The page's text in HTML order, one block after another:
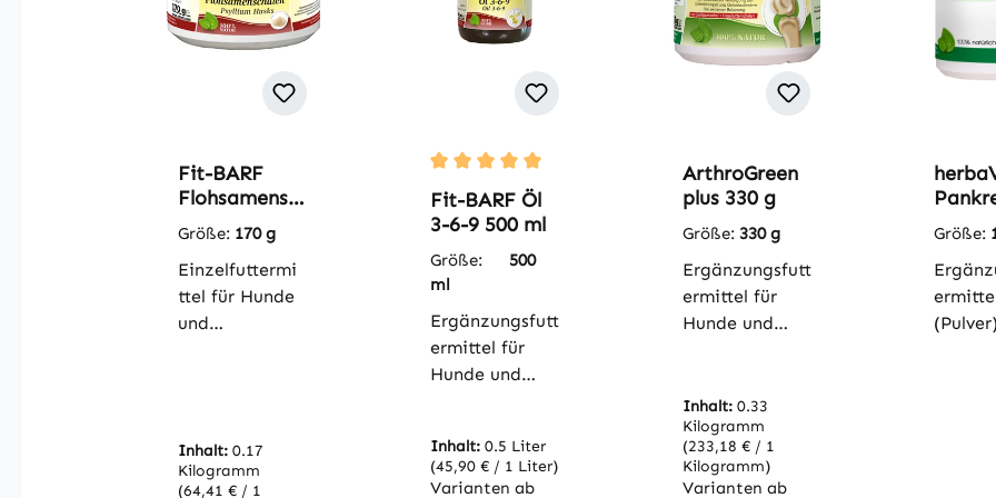
Fit-BARF
Flohsamensc
halen 170 g
Größe: 170 g
Einzelfuttermi
ttel für Hunde
und
Quelle für
lösliche
Inhalt: 0.17
Kilogramm
(64,41 € / 1
Durchschnittliche Bewertung von 5 von 5 Sternen
Fit-BARF Öl
3-6-9 500 ml
Größe: 500
ml
Ergänzungsfutt
ermittel für
Hunde und
ein reines
Naturprodukt
Inhalt: 0.5 Liter
(45,90 € / 1 Liter)
Varianten ab
ArthroGreen
plus 330 g
Größe: 330 g
Ergänzungsfutt
ermittel für
Hunde und
enthält die
bewährte
ArthroGreen
Rezeptur und
Inhalt: 0.33
Kilogramm
(233,18 € / 1
Kilogramm)
Varianten ab
100 g
Größe: